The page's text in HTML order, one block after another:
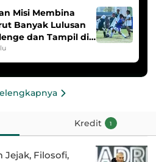
Misi Membina
Banyak Lulusan
dan Tampil di
Kredit 1
Jejak, Filosofi,